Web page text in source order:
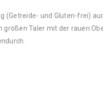
(Getreide- und Gluten-frei)
Taler mit der rauen